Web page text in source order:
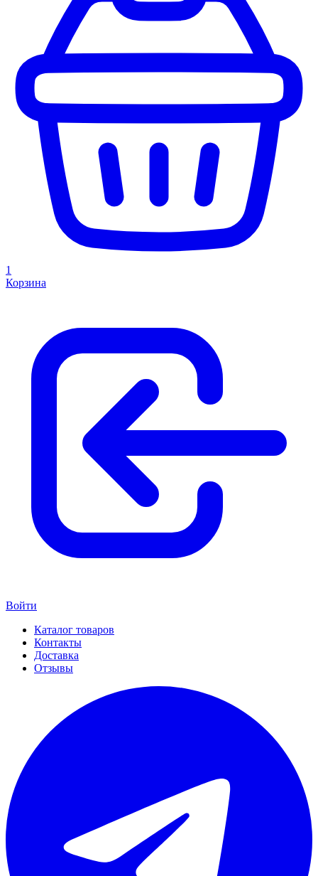
1
Корзина
Войти
Каталог товаров
Контакты
Доставка
Отзывы